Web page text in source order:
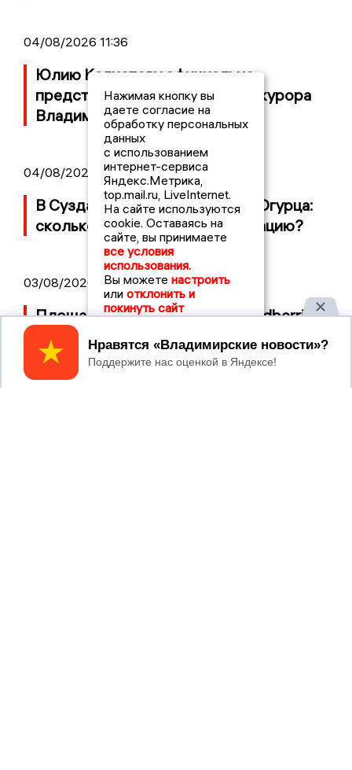
04/08/2026 11:36
Юлию Калистову официально
представили в должности прокурора
Владимирской области
04/08/2026 09:01
В Суздале прошёл Фестиваль Огурца:
сколько потратили на организацию?
03/08/2026 14:13
Площадь пожара на складе Wildberries
составляет 100 тысяч квадратных
метров
Нажимая кнопку вы
даете согласие на
обработку персональных
данных
с использованием
интернет-сервиса
Яндекс.Метрика,
top.mail.ru, LiveInternet.
На сайте используются
cookie. Оставаясь на
сайте, вы принимаете
все условия
использования.
Вы можете настроить
или отклонить и
покинуть сайт
Принять